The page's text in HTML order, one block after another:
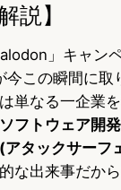
説】
」キャンペ
今この瞬間に取
単なる一企業
フトウェア開
タックサーフ
な出来事だから